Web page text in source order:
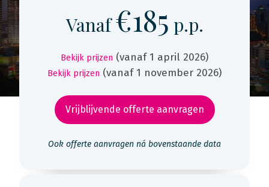
Vanaf€185 p.p.
Bekijk prijzen (vanaf 1 april 2026)
Bekijk prijzen (vanaf 1 november 2026)
Vrijblijvende offerte aanvragen
Ook offerte aanvragen ná bovenstaande data